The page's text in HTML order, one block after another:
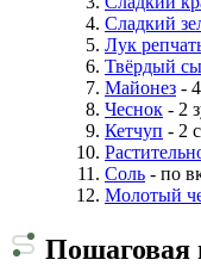
Сладкий
Лук
Твёрдый
Майонез -
Чеснок - 2
Кетчуп - 2
Соль - по
Молотый
Пошаговая